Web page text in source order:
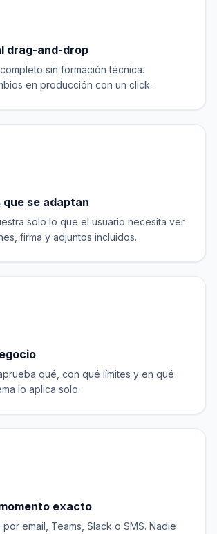
drag-and-drop
sin formación técnica.
en producción con un click.
que se adaptan
solo lo que el usuario necesita ver.
firma y adjuntos incluidos.
qué, con qué límites y en qué
lo aplica solo.
exacto
email, Teams, Slack o SMS. Nadie